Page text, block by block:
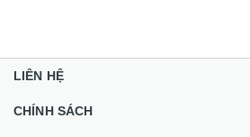
LIÊN HỆ
CHÍNH SÁCH